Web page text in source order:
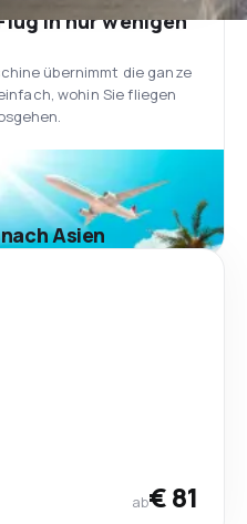
in nur wenigen
übernimmt die ganze
wohin Sie fliegen
Asien
ab€ 81